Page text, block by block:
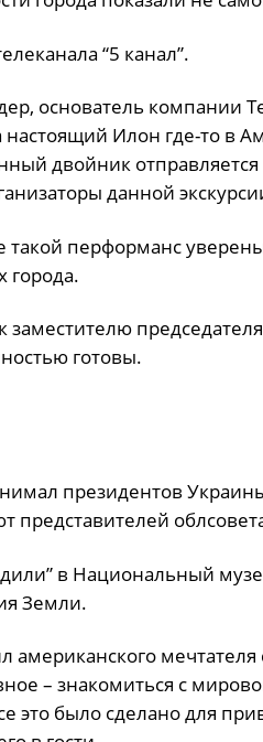
“5 канал”.
основатель компании
Илон где-то в
двойник
данной
перформанс
города.
готовы.
президентов
представителей
в Национальный
Земли.
– знакомиться с
это было сделано для